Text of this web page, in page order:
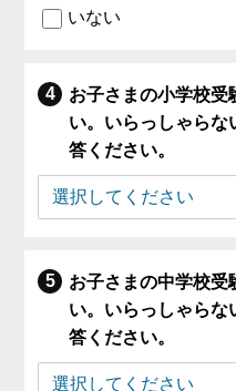
いない
お子さまの小学校受
い。いらっしゃらな
答ください。
お子さまの中学校受
い。いらっしゃらな
答ください。